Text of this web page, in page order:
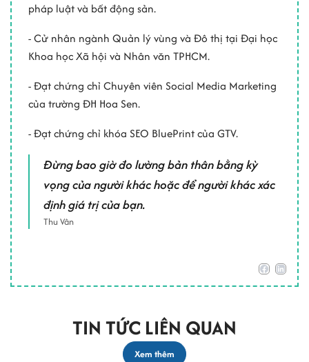
pháp luật và bất động sản.
- Cử nhân ngành Quản lý vùng và Đô thị tại Đại học
Khoa học Xã hội và Nhân văn TPHCM.
- Đạt chứng chỉ Chuyên viên Social Media Marketing
của trường ĐH Hoa Sen.
- Đạt chứng chỉ khóa SEO BluePrint của GTV.
Đừng bao giờ đo lường bản thân bằng kỳ
vọng của người khác hoặc để người khác xác
định giá trị của bạn.
Thu Vân
TIN TỨC LIÊN QUAN
Xem thêm